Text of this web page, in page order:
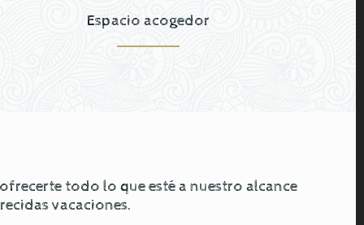
Espacio acogedor
todo lo que esté a nuestro alcance
vacaciones.